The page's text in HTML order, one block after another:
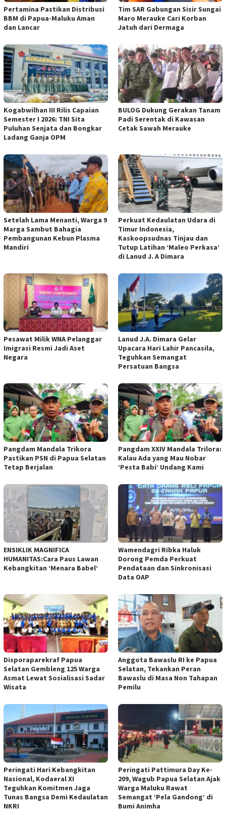
Pertamina Pastikan Distribusi
BBM di Papua-Maluku Aman
dan Lancar
Tim SAR Gabungan Sisir Sungai
Maro Merauke Cari Korban
Jatuh dari Dermaga
Kogabwilhan III Rilis Capaian
Semester I 2026: TNI Sita
Puluhan Senjata dan Bongkar
Ladang Ganja OPM
BULOG Dukung Gerakan Tanam
Padi Serentak di Kawasan
Cetak Sawah Merauke
Setelah Lama Menanti, Warga 9
Marga Sambut Bahagia
Pembangunan Kebun Plasma
Mandiri
Perkuat Kedaulatan Udara di
Timur Indonesia,
Kaskoopsudnas Tinjau dan
Tutup Latihan ‘Maleo Perkasa’
di Lanud J. A Dimara
Pesawat Milik WNA Pelanggar
Imigrasi Resmi Jadi Aset
Negara
Lanud J.A. Dimara Gelar
Upacara Hari Lahir Pancasila,
Teguhkan Semangat
Persatuan Bangsa
Pangdam Mandala Trikora
Pastikan PSN di Papua Selatan
Tetap Berjalan
​Pangdam XXIV Mandala Trilora:
Kalau Ada yang Mau Nobar
‘Pesta Babi’ Undang Kami
ENSIKLIK MAGNIFICA
HUMANITAS:Cara Paus Lawan
Kebangkitan ‘Menara Babel’
Wamendagri Ribka Haluk
Dorong Pemda Perkuat
Pendataan dan Sinkronisasi
Data OAP
Disporaparekraf Papua
Selatan Gembleng 125 Warga
Asmat Lewat Sosialisasi Sadar
Wisata
Anggota Bawaslu RI ke Papua
Selatan, Tekankan Peran
Bawaslu di Masa Non Tahapan
Pemilu
Peringati Hari Kebangkitan
Nasional, Kodaeral XI
Teguhkan Komitmen Jaga
Tunas Bangsa Demi Kedaulatan
NKRI
Peringati Pattimura Day Ke-
209, Wagub Papua Selatan Ajak
Warga Maluku Rawat
Semangat ‘Pela Gandong’ di
Bumi Animha